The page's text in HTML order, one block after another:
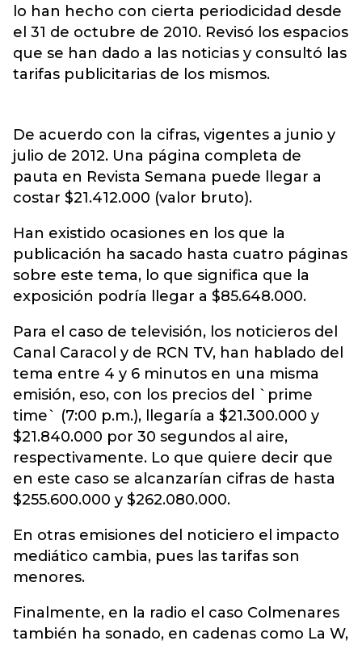
lo han hecho con cierta periodicidad desde
el 31 de octubre de 2010. Revisó los espacios
que se han dado a las noticias y consultó las
tarifas publicitarias de los mismos.
De acuerdo con la cifras, vigentes a junio y
julio de 2012. Una página completa de
pauta en Revista Semana puede llegar a
costar $21.412.000 (valor bruto).
Han existido ocasiones en los que la
publicación ha sacado hasta cuatro páginas
sobre este tema, lo que significa que la
exposición podría llegar a $85.648.000.
Para el caso de televisión, los noticieros del
Canal Caracol y de RCN TV, han hablado del
tema entre 4 y 6 minutos en una misma
emisión, eso, con los precios del `prime
time` (7:00 p.m.), llegaría a $21.300.000 y
$21.840.000 por 30 segundos al aire,
respectivamente. Lo que quiere decir que
en este caso se alcanzarían cifras de hasta
$255.600.000 y $262.080.000.
En otras emisiones del noticiero el impacto
mediático cambia, pues las tarifas son
menores.
Finalmente, en la radio el caso Colmenares
también ha sonado, en cadenas como La W,